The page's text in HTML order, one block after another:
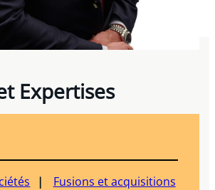
Expertises
Fusions et acquisitions